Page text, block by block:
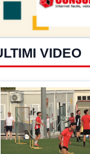
7 AGOSTO 2026
Benevento Calcio:
Italia
Il Benevento è pronto al
Italia. Scelte...